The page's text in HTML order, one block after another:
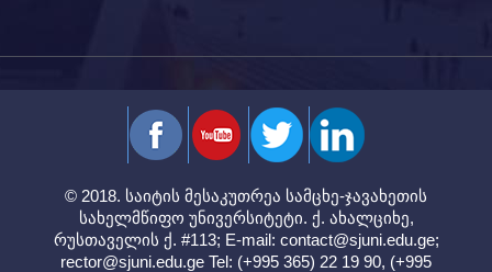
© 2018. საიტის მესაკუთრეა სამცხე-ჯავახეთის
სახელმწიფო უნივერსიტეტი. ქ. ახალციხე,
რუსთაველის ქ. #113; E-mail: contact@sjuni.edu.ge;
rector@sjuni.edu.ge Tel: (+995 365) 22 19 90, (+995